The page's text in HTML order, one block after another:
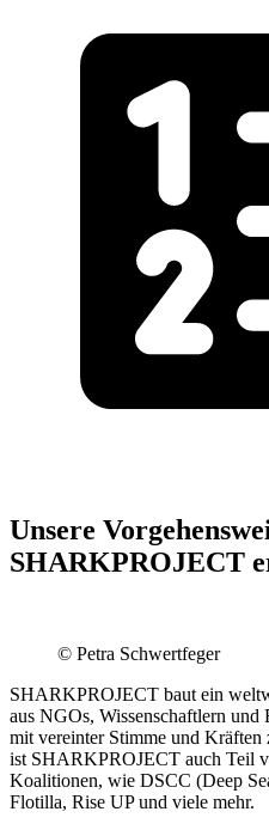
Unsere
SHARKPROJECT
© Petra Schwertfeger
SHARKPROJECT baut ein
aus NGOs, Wissenschaftlern und
mit vereinter Stimme und Kräften
ist SHARKPROJECT auch Teil
Koalitionen, wie DSCC (Deep
Flotilla, Rise UP und viele mehr.